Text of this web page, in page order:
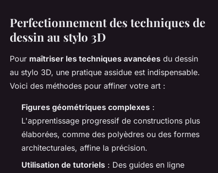
Perfectionnement des techniques de
dessin au stylo 3D
Pour maîtriser les techniques avancées du dessin
au stylo 3D, une pratique assidue est indispensable.
Voici des méthodes pour affiner votre art :
Figures géométriques complexes :
L'apprentissage progressif de constructions plus
élaborées, comme des polyèdres ou des formes
architecturales, affine la précision.
Utilisation de tutoriels : Des guides en ligne